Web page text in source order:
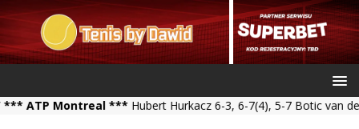
Montreal ***Hubert Hurkacz 6-3, 6-7(4), 5-7 Botic van de